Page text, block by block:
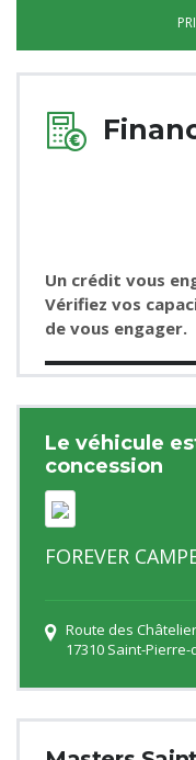
Un crédit vous
Vérifiez vos
de vous engager.
Le véhicule
concession
FOREVER
Route des
17310 Saint-